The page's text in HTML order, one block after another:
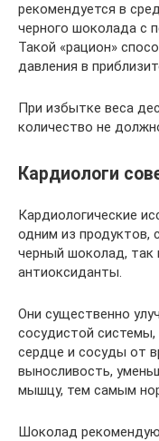
рекомендуется в
черного шоколада с
Такой «рацион»
давления в
При избытке веса
количество не
Кардиологи
Кардиологические
одним из продуктов,
черный шоколад, так
антиоксиданты.
Они существенно
сосудистой
сердце и сосуды от
выносливость,
мышцу, тем самым
Шоколад